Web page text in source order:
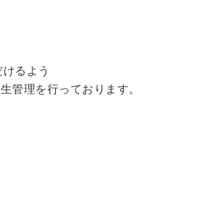
るよう
管理を行っております。